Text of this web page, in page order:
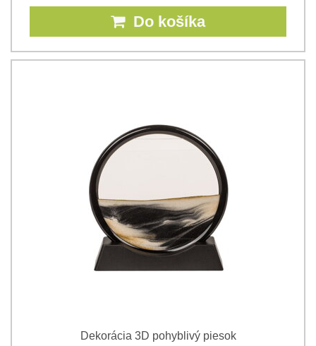
Do košíka
Dekorácia 3D pohyblivý piesok